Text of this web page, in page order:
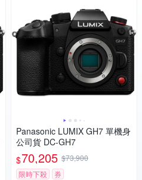
Panasonic LUMIX GH7 單機身
公司貨 DC-GH7
$70,205 $73,900
限時下殺
券